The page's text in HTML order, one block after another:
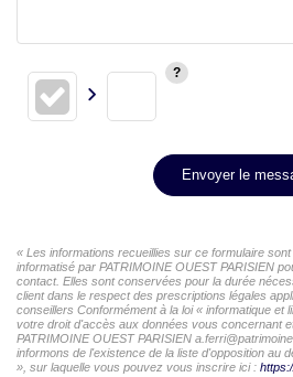
Envoyer le
« Les informations recueillies sur ce formulaire
informatisé par PATRIMOINE OUEST PARISIEN
contact. Elles sont conservées pour la durée
client dans le respect des prescriptions légales
conseillers Conformément à la loi « informatique
votre droit d'accès aux données vous concernant
PATRIMOINE OUEST PARISIEN
informons de l'existence de la liste d'opposition au
», sur laquelle vous pouvez vous inscrire ici :